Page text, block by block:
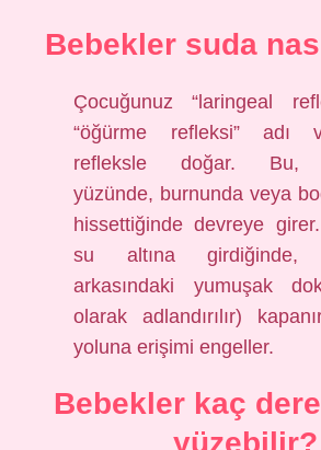
Bebekler suda
Çocuğunuz “laringeal
“öğürme refleksi” adı
refleksle doğar. Bu,
yüzünde, burnunda veya
hissettiğinde devreye
su altına girdiğinde,
arkasındaki yumuşak
olarak adlandırılır)
yoluna erişimi engeller.
Bebekler kaç
yüzebilir?